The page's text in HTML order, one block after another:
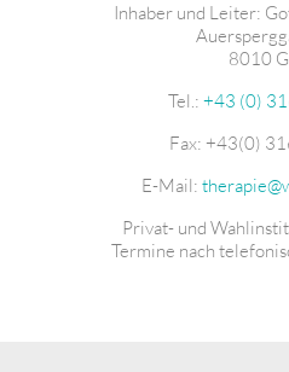
Inhaber und Leiter:
8010
Tel.: +43 (0)
Fax: +43(0)
E-Mail:
Privat- und
Termine nach